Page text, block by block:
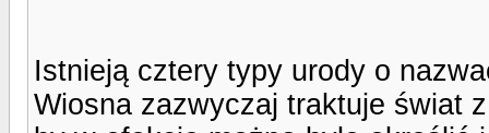
Istnieją cztery typy urody o
Wiosna zazwyczaj traktuje świat